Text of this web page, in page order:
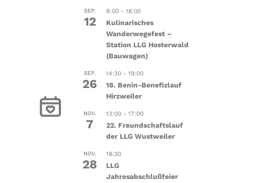
SEP.
12
9:00- 18:00
Kulinarisches
Wanderwegefest –
Station LLG Hosterwald
(Bauwagen)
SEP.
26
14:30- 19:00
18. Benin-Benefizlauf
Hirzweiler
NOV.
7
13:00- 17:00
22. Freundschaftslauf
der LLG Wustweiler
NOV.
28
18:30
LLG
Jahresabschlußfeier